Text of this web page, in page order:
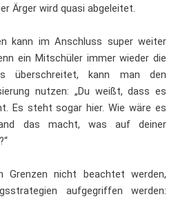
Ärger wird quasi abgeleitet.
kann im Anschluss super weiter
ein Mitschüler immer wieder die
überschreitet, kann man den
nutzen: „Du weißt, dass es
Es steht sogar hier. Wie wäre es
das macht, was auf deiner
Grenzen nicht beachtet werden,
aufgegriffen werden: